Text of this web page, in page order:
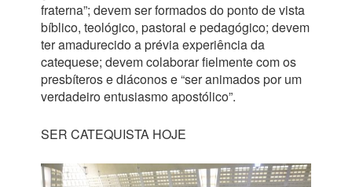
fraterna”; devem ser formados do ponto de vista
bíblico, teológico, pastoral e pedagógico; devem
ter amadurecido a prévia experiência da
catequese; devem colaborar fielmente com os
presbíteros e diáconos e “ser animados por um
verdadeiro entusiasmo apostólico”.
SER CATEQUISTA HOJE